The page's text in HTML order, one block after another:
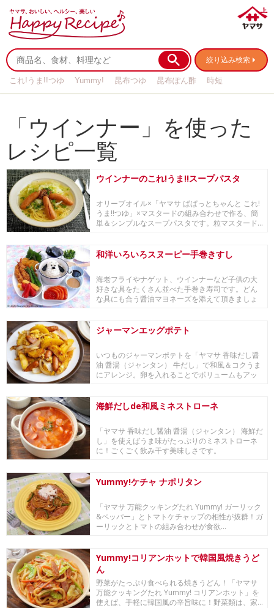
絞り込み検索
これ!うま!!つゆ Yummy! 昆布つゆ 昆布ぽん酢
時短
「ウインナー」を使った
レシピ一覧
ウインナーのこれ!うま!!スープパスタ
オリーブオイル×「ヤマサ ぱぱっとちゃんと これ!
うま!!つゆ」×マスタードの組み合わせで作る、簡
単＆シンプルなスープパスタです。粒マスタード...
和洋いろいろスヌーピー手巻きすし
海老フライやナゲット、ウインナーなど子供の大
好きな具をたくさん並べた手巻き寿司です。どん
な具にも合う醤油マヨネーズを添えて頂きましょ
ジャーマンエッグポテト
いつものジャーマンポテトを「ヤマサ 香味だし醤
油 醤湯（ジャンタン） 牛だし」で和風＆コクうま
にアレンジ。卵を入れることでボリュームもアッ
海鮮だしde和風ミネストローネ
「ヤマサ 香味だし醤油 醤湯（ジャンタン） 海鮮だ
し」を使えばうま味がたっぷりのミネストローネ
に！ごくごく飲み干す美味しさです。
Yummy!ケチャ ナポリタン
「ヤマサ 万能クッキングたれ Yummy! ガーリック
&ペッパー」とトマトケチャップの相性が抜群！ガ
ーリックとトマトの組み合わせが食欲...
Yummy!コリアンホットで韓国風焼きうど
ん
野菜がたっぷり食べられる焼きうどん！「ヤマサ
万能クッキングたれ Yummy! コリアンホット」を
使えば、手軽に韓国風の辛旨味に！野菜類は、家...